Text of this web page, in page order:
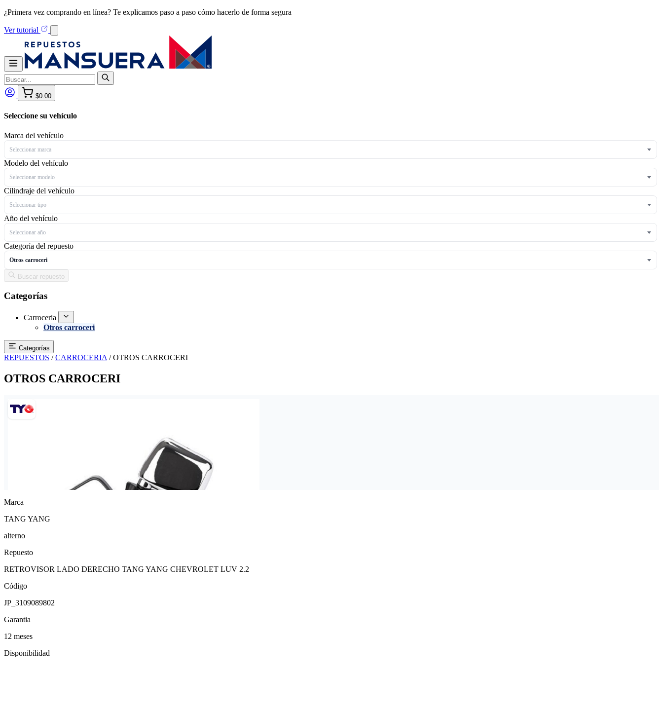
¿Primera vez comprando en línea? Te explicamos paso a paso cómo hacerlo de forma segura
Ver tutorial
$0.00
Seleccione su vehículo
Marca del vehículo
Seleccionar marca
Modelo del vehículo
Seleccionar modelo
Cilindraje del vehículo
Seleccionar tipo
Año del vehículo
Seleccionar año
Categoría del repuesto
Otros carroceri
Buscar repuesto
Categorías
Carroceria
Otros carroceri
Categorías
REPUESTOS / CARROCERIA / OTROS CARROCERI
OTROS CARROCERI
Marca
TANG YANG
alterno
Repuesto
RETROVISOR LADO DERECHO TANG YANG CHEVROLET LUV 2.2
Código
JP_3109089802
Garantia
12 meses
Disponibilidad